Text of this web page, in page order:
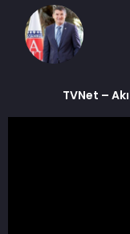
TVNet –